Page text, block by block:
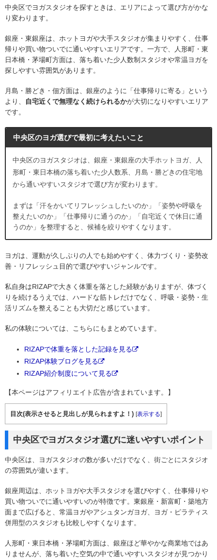
中央区でヨガスタジオを探すときは、エリアによって選び方がかな
り変わります。
銀座・東銀座は、ホットヨガや大手スタジオが集まりやすく、仕事
帰りや買い物ついでに通いやすいエリアです。一方で、人形町・東
日本橋・茅場町方面は、落ち着いた少人数制スタジオや常温ヨガを
探しやすい雰囲気があります。
月島・勝どき・佃方面は、銀座のように「仕事帰りに寄る」という
より、
自宅近くで無理なく続けられるかが大切になりやすいエリア
です。
中央区のヨガ選びで最初に考えたいこと
中央区のヨガスタジオは、銀座・東銀座の大手ホットヨガ、人
形町・東日本橋の落ち着いた少人数系、月島・勝どきの住宅地
から通いやすいスタジオで選び方が変わります。
まずは「汗をかいてリフレッシュしたいのか」「姿勢や呼吸を
整えたいのか」「仕事帰りに通うのか」「自宅近くで休日に通
うのか」を整理すると、候補を絞りやすくなります。
ヨガは、運動が久しぶりの人でも始めやすく、体力づくり・姿勢改
善・リフレッシュ目的で選びやすいジャンルです。
私自身はRIZAPで大きく体重を落とした経験がありますが、体づく
りを続けるうえでは、ハードな筋トレだけでなく、呼吸・姿勢・生
活リズムを整えることも大切だと感じています。
私の体験については、こちらにもまとめています。
RIZAPで体重を落とした記録を見る
RIZAP体験ブログを見る
RIZAP紹介制度について見る
【本ページはアフィリエイト広告が含まれています。】
目次(表示させると見出しが見られますよ！) [表示する]
中央区でヨガスタジオ選びに迷いやすいポイント
中央区は、ヨガスタジオの数が多いだけでなく、街ごとにスタジオ
の雰囲気が違います。
銀座周辺は、ホットヨガや大手スタジオを選びやすく、仕事帰りや
買い物ついでに通いやすいのが特徴です。東銀座・新富町・築地方
面まで広げると、常温ヨガやアシュタンガヨガ、ヨガ・ピラティス
併用型のスタジオも比較しやすくなります。
人形町・東日本橋・茅場町方面は、銀座ほど華やかな商業地ではあ
りませんが、落ち着いた空気の中で通いやすいスタジオが見つかり